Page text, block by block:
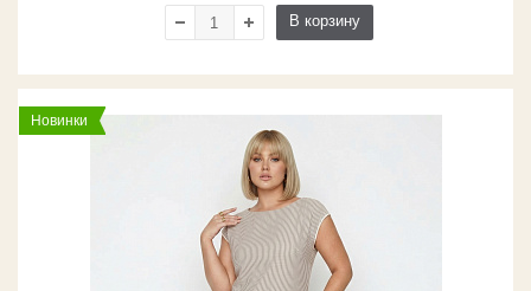
В корзину
Новинки